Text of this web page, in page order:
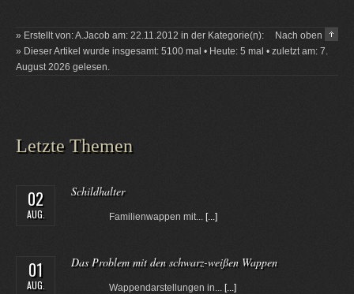
Nach oben
» Erstellt von: A.Jacob am: 22.11.2012 in der Kategorie(n):
» Dieser Artikel wurde insgesamt: 5100 mal • Heute: 5 mal • zuletzt am: 7.
August 2026 gelesen.
Letzte Themen
02
AUG.
Schildhalter
Familienwappen mit... [...]
01
AUG.
Das Problem mit den schwarz-weißen Wappen
Wappendarstellungen in... [...]